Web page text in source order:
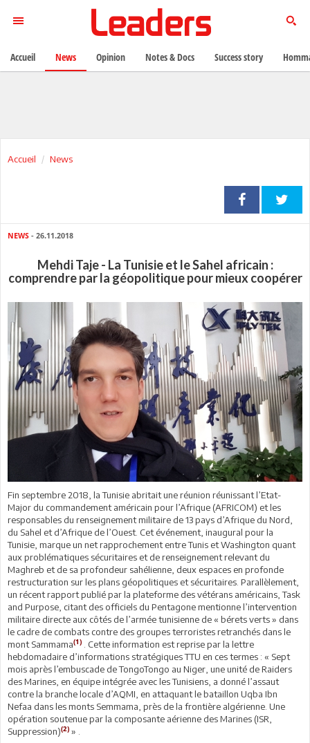
Accueil News
NEWS - 26.11.2018
Mehdi Taje - La Tunisie et le Sahel africain :
comprendre par la géopolitique pour mieux coopérer
Fin septembre 2018, la Tunisie abritait une réunion réunissant l’Etat-
Major du commandement américain pour l’Afrique (AFRICOM) et les
responsables du renseignement militaire de 13 pays d’Afrique du Nord,
du Sahel et d’Afrique de l’Ouest. Cet événement, inaugural pour la
Tunisie, marque un net rapprochement entre Tunis et Washington quant
aux problématiques sécuritaires et de renseignement relevant du
Maghreb et de sa profondeur sahélienne, deux espaces en profonde
restructuration sur les plans géopolitiques et sécuritaires. Parallèlement,
un récent rapport publié par la plateforme des vétérans américains, Task
and Purpose, citant des officiels du Pentagone mentionne l’intervention
militaire directe aux côtés de l’armée tunisienne de « bérets verts » dans
le cadre de combats contre des groupes terroristes retranchés dans le
mont Sammama(1)
. Cette information est reprise par la lettre
hebdomadaire d’informations stratégiques TTU en ces termes : « Sept
mois après l’embuscade de TongoTongo au Niger, une unité de Raiders
des Marines, en équipe intégrée avec les Tunisiens, a donné l’assaut
contre la branche locale d’AQMI, en attaquant le bataillon Uqba Ibn
Nefaa dans les monts Semmama, près de la frontière algérienne. Une
opération soutenue par la composante aérienne des Marines (ISR,
Suppression)(2) » .
Accueil News Opinion Notes & Docs Success story